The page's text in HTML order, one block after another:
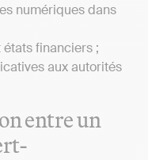
numériques dans
financiers ;
aux autorités
entre un